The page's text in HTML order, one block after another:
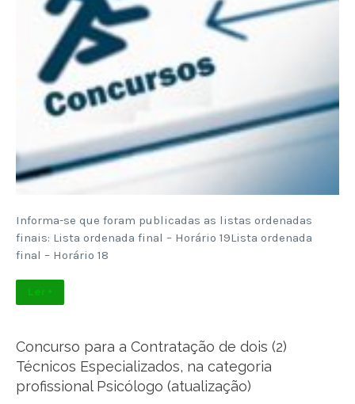
Informa-se que foram publicadas as listas ordenadas
finais: Lista ordenada final – Horário 19Lista ordenada
final – Horário 18
Ler +
Concurso para a Contratação de dois (2)
Técnicos Especializados, na categoria
profissional Psicólogo (atualização)